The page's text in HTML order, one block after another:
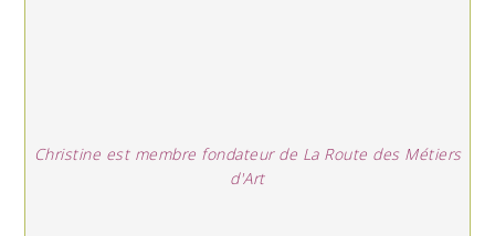
Christine est membre fondateur de La Route des Métiers
d'Art